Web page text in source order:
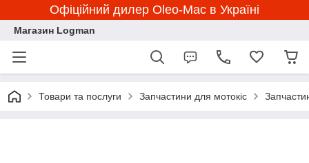
Офіційний дилер Oleo-Mac в Україні
Магазин Logman
Товари та послуги Запчастини для мотокіс